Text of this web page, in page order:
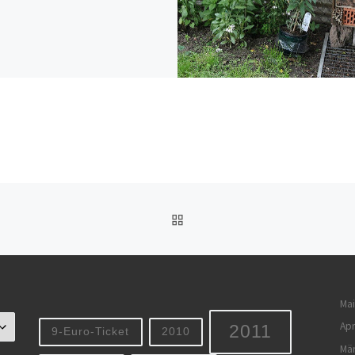
9-Euro-Ticket 2010 2011